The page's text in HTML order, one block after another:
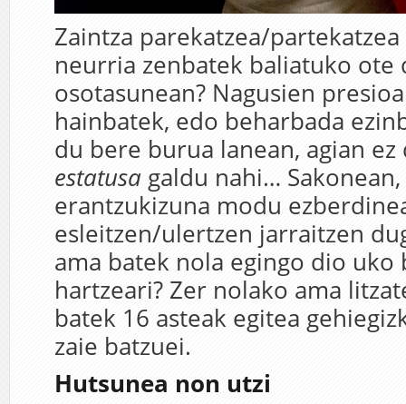
Zaintza parekatzea/
neurria zenbatek baliatuko ote
osotasunean? Nagusien
hainbatek, edo beharbada
du bere burua lanean, agian
estatusa galdu nahi…
erantzukizuna modu
esleitzen/ulertzen jarraitzen
ama batek nola egingo dio uko
hartzeari? Zer nolako ama
batek 16 asteak egitea
zaie batzuei.
Hutsunea non utzi